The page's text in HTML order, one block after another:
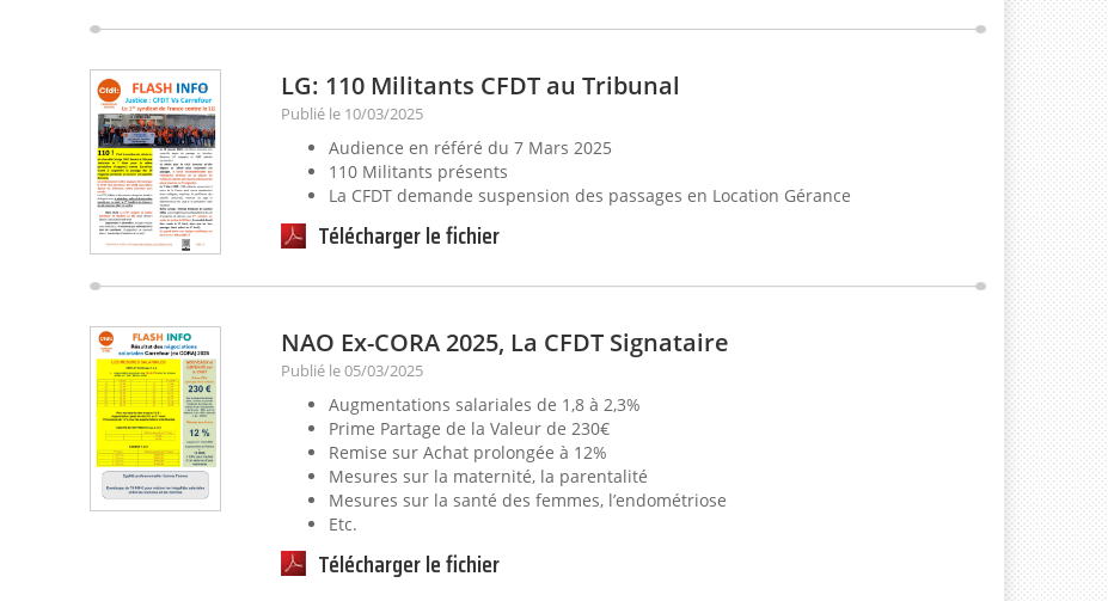
LG: 110 Militants CFDT au Tribunal
Publié le 10/03/2025
Audience en référé du 7 Mars 2025
110 Militants présents
La CFDT demande suspension des passages en Location Gérance
Télécharger le fichier
NAO Ex-CORA 2025, La CFDT Signataire
Publié le 05/03/2025
Augmentations salariales de 1,8 à 2,3%
Prime Partage de la Valeur de 230€
Remise sur Achat prolongée à 12%
Mesures sur la maternité, la parentalité
Mesures sur la santé des femmes, l’endométriose
Etc.
Télécharger le fichier